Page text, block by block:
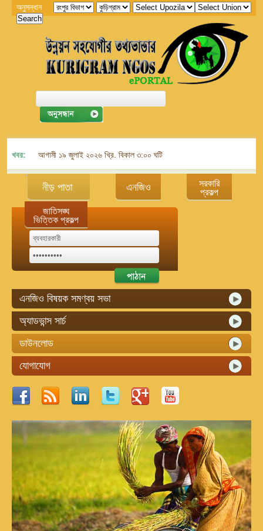
অনুসন্ধান
খবর: আগামী ১৯ জুলাই ২০২৬ খ্রি. বিকাল ৩:০০ ঘটিকায় জেলা এনজিও বিষয়ক সমন্বয়
নীড় পাতা এনজিও
সরকারি
প্রকল্প
জাতিসঙ্ঘ
ভিত্তিক প্রকল্প
এনজিও বিষয়ক সমণ্বয় সভা
অ্যাডভান্স সার্চ
ডাউনলোড
যোগাযোগ